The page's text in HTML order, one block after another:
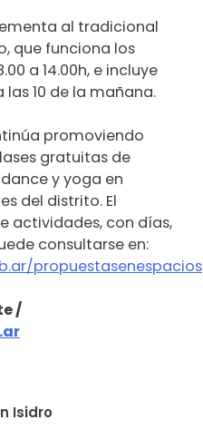
al tradicional
que funciona los
a 14.00h, e incluye
10 de la mañana.
promoviendo
gratuitas de
y yoga en
del distrito. El
actividades, con días,
consultarse en:
/
Isidro